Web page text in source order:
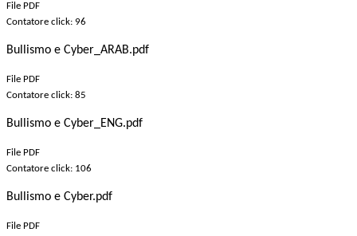
File PDF
Contatore click: 96
Bullismo e Cyber_ARAB.pdf
File PDF
Contatore click: 85
Bullismo e Cyber_ENG.pdf
File PDF
Contatore click: 106
Bullismo e Cyber.pdf
File PDF